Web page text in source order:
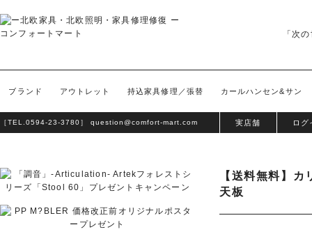
「次
ブランド アウトレット 持込家具修理／張替 カールハンセン&サン
［TEL. 0594-23-3780］ question@comfort-mart.com 実店舗 ログ
【送料無料】
天板